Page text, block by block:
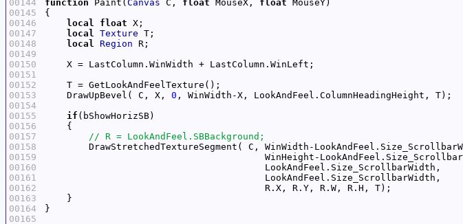
00144
00145
00146
00147
00148
00149
00150
00151
00152
00153
00154
00155
00156
00157
00158
00159
00160
00161
00162
00163
00164
00165
function Paint( Canvas C, float MouseX, float
local
float
local
Texture
local
Region
    DrawUpBevel( C, X,
0
if